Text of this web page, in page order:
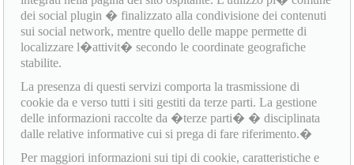
dei social plugin � finalizzato alla condivisione dei contenuti
sui social network, mentre quello delle mappe permette di
localizzare l�attivit� secondo le coordinate geografiche
stabilite.
La presenza di questi servizi comporta la trasmissione di
cookie da e verso tutti i siti gestiti da terze parti. La gestione
delle informazioni raccolte da �terze parti� � disciplinata
dalle relative informative cui si prega di fare riferimento.�
Per maggiori informazioni sui tipi di cookie, caratteristiche e